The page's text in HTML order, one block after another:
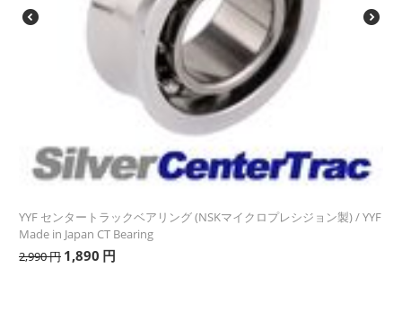
YYF センタートラックベアリング (NSKマイクロプレシジョン製) / YYF
Made in Japan CT Bearing
2,990円 1,890 円